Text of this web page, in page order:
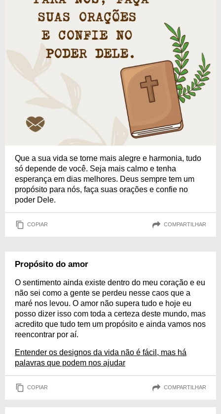
Que a sua vida se torne mais alegre e harmonia, tudo
só depende de você. Seja mais calmo e tenha
esperança em dias melhores. Deus sempre tem um
propósito para nós, faça suas orações e confie no
poder Dele.
COPIAR COMPARTILHAR
Propósito do amor
O sentimento ainda existe dentro do meu coração e eu
não sei como a gente se perdeu nesse caos que a
maré nos levou. O amor não supera tudo e hoje eu
posso dizer isso com toda a certeza deste mundo, mas
acredito que tudo tem um propósito e ainda vamos nos
reencontrar por aí.
Entender os designos da vida não é fácil, mas há
palavras que podem nos ajudar
COPIAR COMPARTILHAR